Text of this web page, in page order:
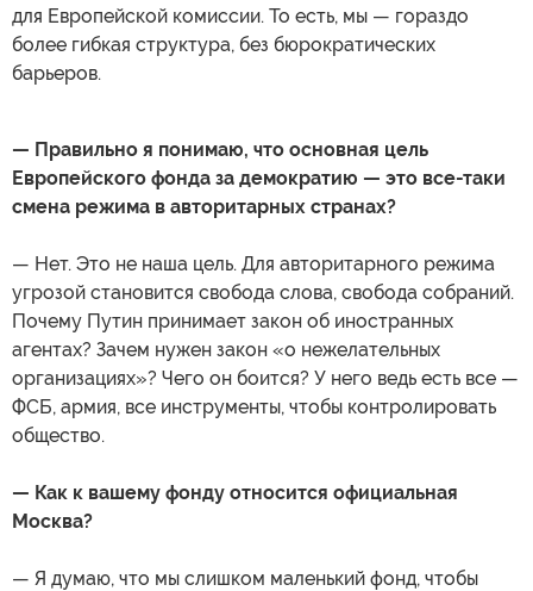
для Европейской комиссии. То есть, мы — гораздо
более гибкая структура, без бюрократических
барьеров.
— Правильно я понимаю, что основная цель
Европейского фонда за демократию — это все-таки
смена режима в авторитарных странах?
— Нет. Это не наша цель. Для авторитарного режима
угрозой становится свобода слова, свобода собраний.
Почему Путин принимает закон об иностранных
агентах? Зачем нужен закон «о нежелательных
организациях»? Чего он боится? У него ведь есть все —
ФСБ, армия, все инструменты, чтобы контролировать
общество.
— Как к вашему фонду относится официальная
Москва?
— Я думаю, что мы слишком маленький фонд, чтобы